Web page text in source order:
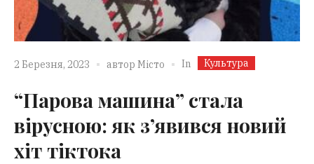
2 Березня, 2023 автор Місто In Культура
“Парова машина” стала
вірусною: як з’явився новий
хіт тіктока